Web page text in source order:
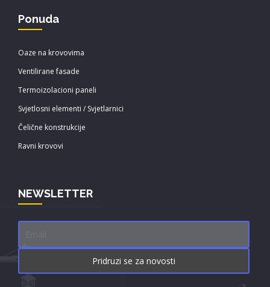
Ponuda
Oaze na krovovima
Ventilirane fasade
Termoizolacioni paneli
Svjetlosni elementi / Svjetlarnici
Čelične konstrukcije
Ravni krovovi
NEWSLETTER